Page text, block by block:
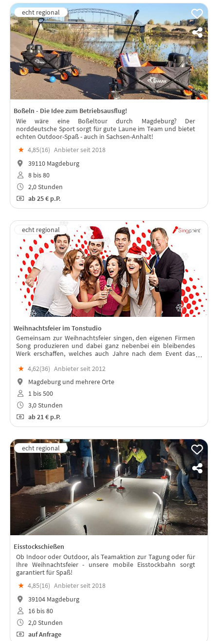
Boßeln - Die Idee zum Betriebsausflug!
Wie wäre eine Boßeltour durch Magdeburg? Der
norddeutsche Sport sorgt für gute Laune im Team und bietet
echten Outdoor-Spaß - auch in Sachsen-Anhalt!
★ 4,85(16) Anbieter seit 2018
39110 Magdeburg
8 bis 80
2,0 Stunden
ab25 € p.P.
Weihnachtsfeier im Tonstudio
Gemeinsam zur Weihnachtsfeier singen, den eigenen Firmen
Song produzieren und dabei ganz nebenbei ein bleibendes
Werk erschaffen, welches auch Jahre nach dem Event das
★ 4,62(36) Anbieter seit 2012
Magdeburg und mehrere Orte
1 bis 500
3,0 Stunden
ab21 € p.P.
Eisstockschießen
Ob Indoor oder Outdoor, als Teamaktion zur Tagung oder für
Ihre Weihnachtsfeier - unsere mobile Eisstockbahn sorgt
garantiert für Spaß!
★ 4,85(16) Anbieter seit 2018
39104 Magdeburg
16 bis 80
2,0 Stunden
auf Anfrage